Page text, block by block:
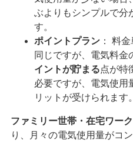
ぶよりもシンプルで分
す。
ポイントプラン： 料金
同じですが、電気料金
イントが貯まる点が特
必要ですが、電気使用
リットが受けられます。
ファミリー世帯・在宅ワー
り、月々の電気使用量がコ